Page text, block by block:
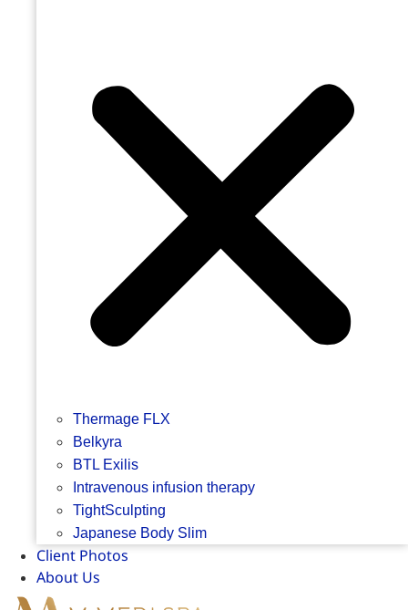
Thermage FLX
Belkyra
BTL Exilis
Intravenous infusion therapy
TightSculpting
Japanese Body Slim
Client Photos
About Us